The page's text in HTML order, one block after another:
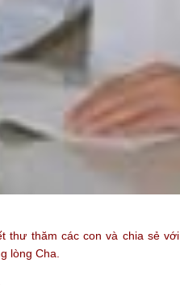
thư thăm các con và chia sẻ
lòng Cha.